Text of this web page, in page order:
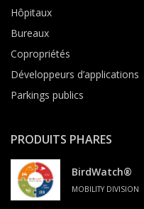
Hôpitaux
Bureaux
Copropriétés
Développeurs d’applications
Parkings publics
PRODUITS PHARES
BirdWatch®
MOBILITY DIVISION